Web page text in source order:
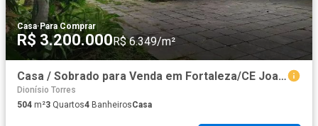
Casa·Para Comprar
R$ 3.200.000R$ 6.349/m²
Casa / Sobrado para Venda em Fortaleza/CE Joaquim Távora 3 Quartos
Dionísio Torres
504 m²3 Quartos4 BanheirosCasa